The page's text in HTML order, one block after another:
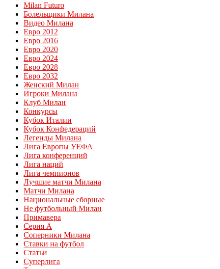
Milan Futuro
Болельщики Милана
Видео Милана
Евро 2012
Евро 2016
Евро 2020
Евро 2024
Евро 2028
Евро 2032
Женский Милан
Игроки Милана
Клуб Милан
Конкурсы
Кубок Италии
Кубок Конфедераций
Легенды Милана
Лига Европы УЕФА
Лига конференций
Лига наций
Лига чемпионов
Лучшие матчи Милана
Матчи Милана
Национальные сборные
Не футбольный Милан
Примавера
Серия А
Соперники Милана
Ставки на футбол
Статьи
Суперлига